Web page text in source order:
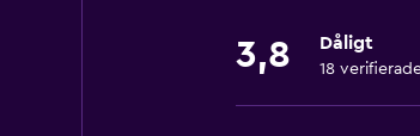
3,8 Dåligt
18